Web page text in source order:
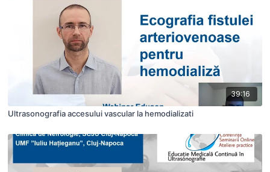
39:16
Ultrasonografia accesului vascular la hemodializati